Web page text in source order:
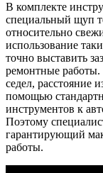
В комплекте
специальный щуп
относительно
использование
точно выставить
ремонтные
седел, расстояние
помощью
инструментов к
Поэтому
гарантирующий
работы.